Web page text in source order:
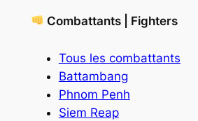
Combattants | Fighters
Tous les combattants
Battambang
Phnom Penh
Siem Reap